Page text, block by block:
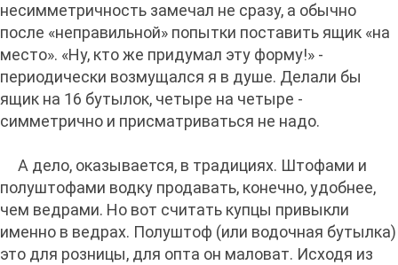
несимметричность замечал не сразу, а обычно
после «неправильной» попытки поставить ящик «на
место». «Ну, кто же придумал эту форму!» -
периодически возмущался я в душе. Делали бы
ящик на 16 бутылок, четыре на четыре -
симметрично и присматриваться не надо.
А дело, оказывается, в традициях. Штофами и
полуштофами водку продавать, конечно, удобнее,
чем ведрами. Но вот считать купцы привыкли
именно в ведрах. Полуштоф (или водочная бутылка)
это для розницы, для опта он маловат. Исходя из